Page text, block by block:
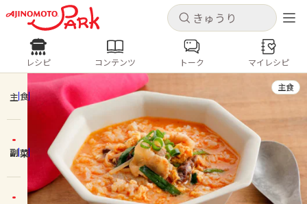
キャンセル
ログインするとレシピを保存できます
ログイン 新規登録
ホーム
コンテンツ
キャンセル
レシピ コンテンツ
人気の食材・レシピ
きゅうり なす トマト
とうもろこし
ピーマン
みょうが ゴーヤ
レシピ コンテンツ トーク マイレシピ
主食
副菜
主食